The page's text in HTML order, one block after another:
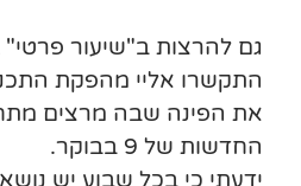
גם להרצות ב"שיעור פרטי"
התקשרו אליי מהפקת
החדשות של 9 בבוקר.
ידעתי כי בכל שבוע יש